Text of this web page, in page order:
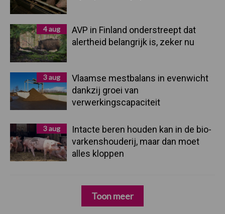
4 aug
AVP in Finland onderstreept dat
alertheid belangrijk is, zeker nu
3 aug
Vlaamse mestbalans in evenwicht
dankzij groei van
verwerkingscapaciteit
3 aug
Intacte beren houden kan in de bio-
varkenshouderij, maar dan moet
alles kloppen
Toon meer